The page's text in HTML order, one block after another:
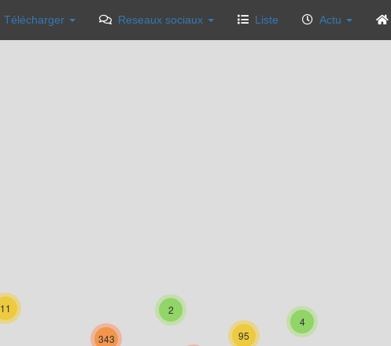
Télécharger Reseaux sociaux Liste Actu
4
95
2
11
343